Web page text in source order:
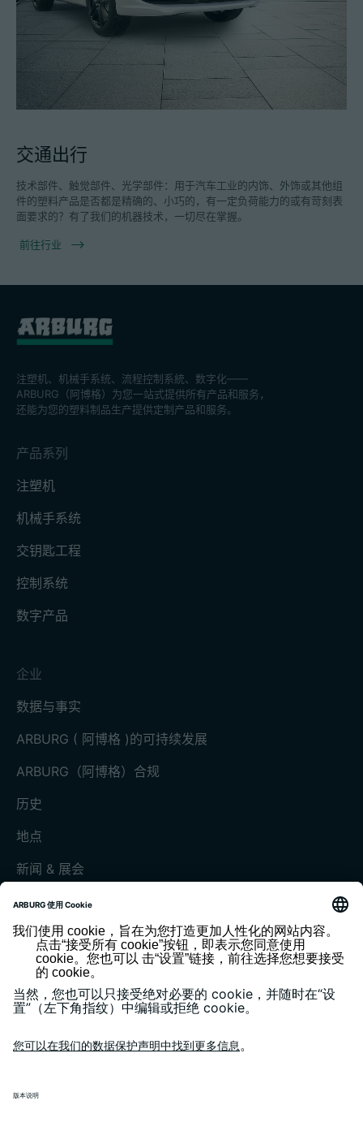
交通出行
技术部件、触觉部件、光学部件：用于汽车工业的内饰、外饰或其他组
件的塑料产品是否都是精确的、小巧的，有一定负荷能力的或有苛刻表
面要求的？有了我们的机器技术，一切尽在掌握。
前往行业
注塑机、机械手系统、流程控制系統、数字化——
ARBURG（阿博格）为您一站式提供所有产品和服务，
还能为您的塑料制品生产提供定制产品和服务。
产品系列
注塑机
机械手系统
交钥匙工程
控制系统
数字产品
企业
数据与事实
ARBURG ( 阿博格 )的可持续发展
ARBURG（阿博格）合规
历史
地点
新闻 & 展会
展会和活动
媒体中心
客户杂志《today》
隐私政策